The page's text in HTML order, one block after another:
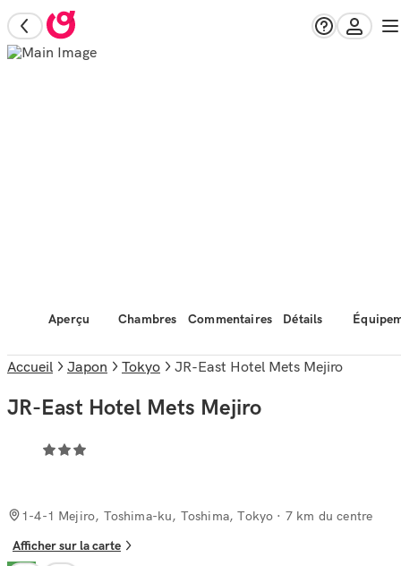
Aperçu Chambres Commentaires Détails
Accueil Japon Tokyo JR-East Hotel Mets Mejiro
JR-East Hotel Mets Mejiro
1-4-1 Mejiro, Toshima-ku, Toshima, Tokyo · 7 km du centre
Afficher sur la carte